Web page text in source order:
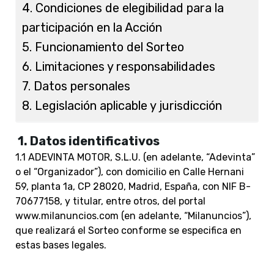
4. Condiciones de elegibilidad para la
participación en la Acción
5. Funcionamiento del Sorteo
6. Limitaciones y responsabilidades
7. Datos personales
8. Legislación aplicable y jurisdicción
1. Datos identificativos
1.1 ADEVINTA MOTOR, S.L.U. (en adelante, “Adevinta”
o el “Organizador”), con domicilio en Calle Hernani
59, planta 1a, CP 28020, Madrid, España, con NIF B-
70677158, y titular, entre otros, del portal
www.milanuncios.com (en adelante, “Milanuncios”),
que realizará el Sorteo conforme se especifica en
estas bases legales.